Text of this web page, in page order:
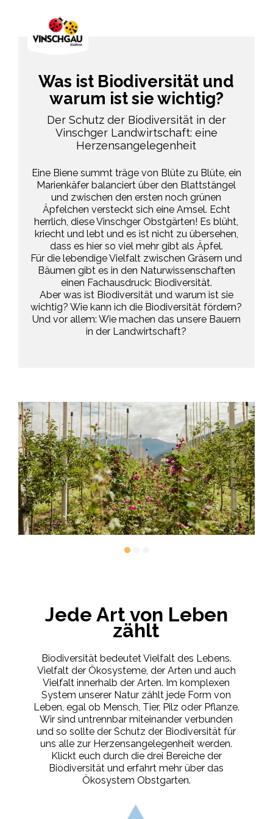
Was ist Biodiversität und
warum ist sie wichtig?
Der Schutz der Biodiversität in der
Vinschger Landwirtschaft: eine
Herzensangelegenheit
Eine Biene summt träge von Blüte zu Blüte, ein
Marienkäfer balanciert über den Blattstängel
und zwischen den ersten noch grünen
Äpfelchen versteckt sich eine Amsel. Echt
herrlich, diese Vinschger Obstgärten! Es blüht,
kriecht und lebt und es ist nicht zu übersehen,
dass es hier so viel mehr gibt als Äpfel.
Für die lebendige Vielfalt zwischen Gräsern und
Bäumen gibt es in den Naturwissenschaften
einen Fachausdruck: Biodiversität.
Aber was ist Biodiversität und warum ist sie
wichtig? Wie kann ich die Biodiversität fördern?
Und vor allem: Wie machen das unsere Bauern
in der Landwirtschaft?
Jede Art von Leben
zählt
Biodiversität bedeutet Vielfalt des Lebens.
Vielfalt der Ökosysteme, der Arten und auch
Vielfalt innerhalb der Arten. Im komplexen
System unserer Natur zählt jede Form von
Leben, egal ob Mensch, Tier, Pilz oder Pflanze.
Wir sind untrennbar miteinander verbunden
und so sollte der Schutz der Biodiversität für
uns alle zur Herzensangelegenheit werden.
Klickt euch durch die drei Bereiche der
Biodiversität und erfahrt mehr über das
Ökosystem Obstgarten.